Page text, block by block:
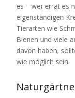
es – wer errät es
eigenständigen
Tierarten wie
Bienen und viele
davon haben,
wie möglich sein.